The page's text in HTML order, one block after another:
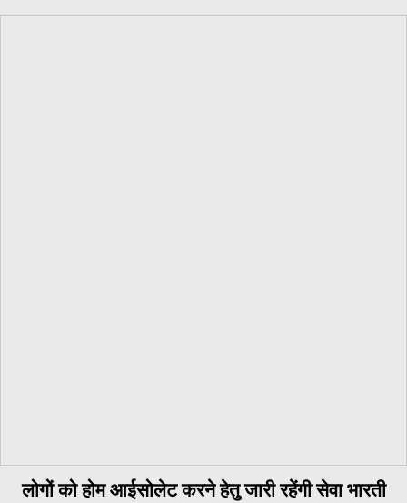
लोगों को होम आईसोलेट करने हेतु जारी रहेंगी सेवा भारती